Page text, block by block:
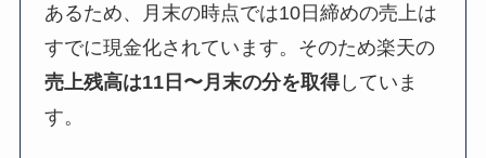
あるため、月末の時点では10日締めの売上は
すでに現金化されています。そのため楽天の
売上残高は11日〜月末の分を取得していま
す。